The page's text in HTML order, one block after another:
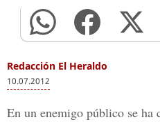
Redacción El Heraldo
10.07.2012
En un enemigo público se ha